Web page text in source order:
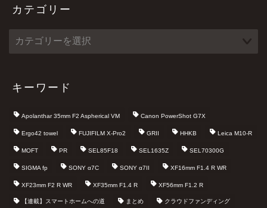
ブ
カテゴリー
キーワード
Apolanthar 35mm F2 Aspherical VM Canon PowerShot G7X
Ergo42 towel FUJIFILM X-Pro2 GRII HHKB Leica M10-R
MOFT PR SEL85F18 SEL1635Z SEL70300G
SIGMA fp SONY α7C SONY α7II XF16mm F1.4 R WR
XF23mm F2 R WR XF35mm F1.4 R XF56mm F1.2 R
【連載】スマートホームへの道 まとめ クラウドファンディング